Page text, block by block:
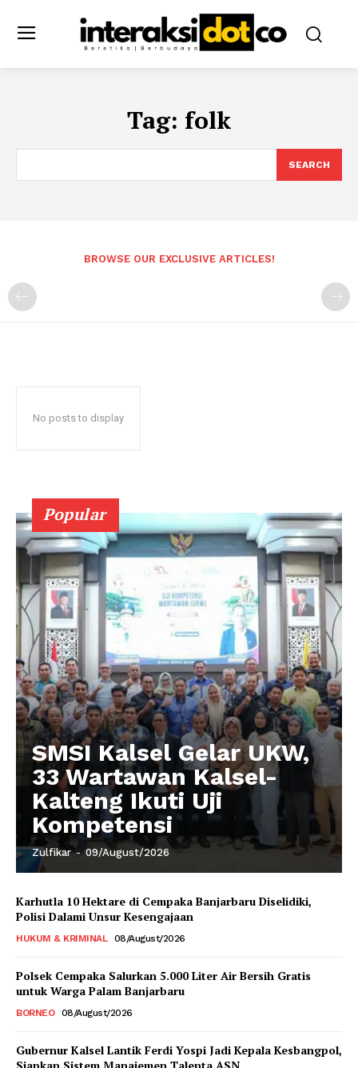
Tag: folk
SEARCH
BROWSE OUR EXCLUSIVE ARTICLES!
No posts to display
Popular
SMSI Kalsel Gelar UKW,
33 Wartawan Kalsel-
Kalteng Ikuti Uji
Kompetensi
Zulfikar - 09/August/2026
Karhutla 10 Hektare di Cempaka Banjarbaru Diselidiki,
Polisi Dalami Unsur Kesengajaan
HUKUM & KRIMINAL 08/August/2026
Polsek Cempaka Salurkan 5.000 Liter Air Bersih Gratis
untuk Warga Palam Banjarbaru
BORNEO 08/August/2026
Gubernur Kalsel Lantik Ferdi Yospi Jadi Kepala Kesbangpol,